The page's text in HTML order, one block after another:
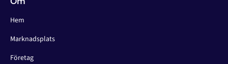
Hem
Marknadsplats
Företag